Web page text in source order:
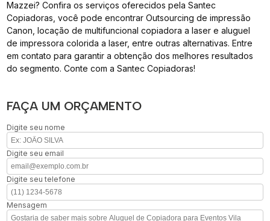
Mazzei? Confira os serviços oferecidos pela Santec
Copiadoras, você pode encontrar Outsourcing de impressão
Canon, locação de multifuncional copiadora a laser e aluguel
de impressora colorida a laser, entre outras alternativas. Entre
em contato para garantir a obtenção dos melhores resultados
do segmento. Conte com a Santec Copiadoras!
FAÇA UM ORÇAMENTO
Digite seu nome
Digite seu email
Digite seu telefone
Mensagem